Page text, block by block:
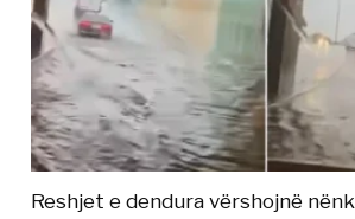
Reshjet e dendura vërshojnë